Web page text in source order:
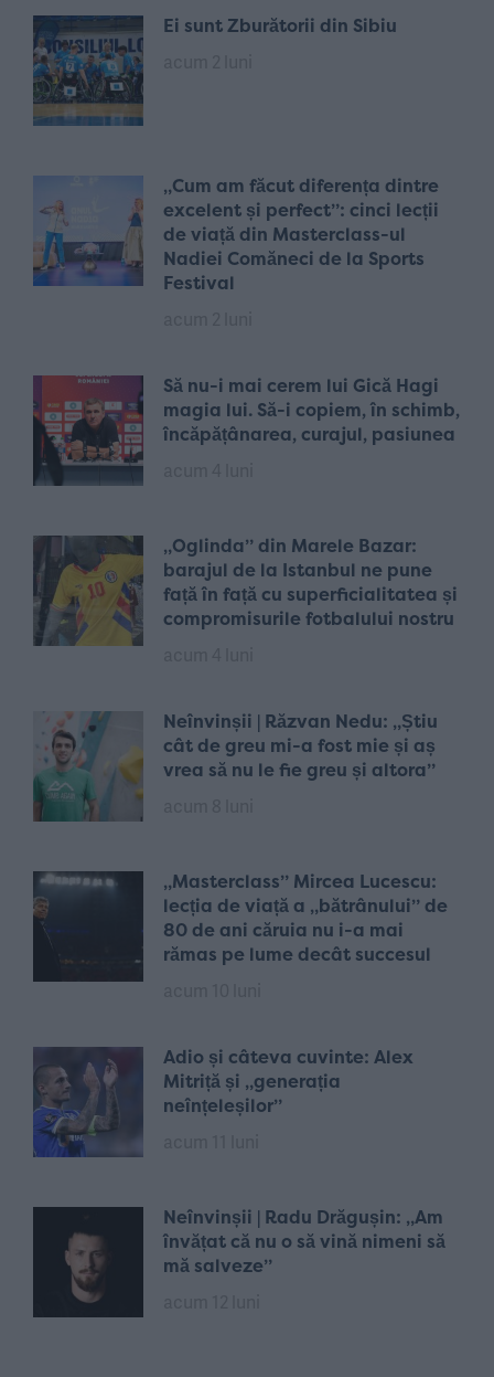
Ei sunt Zburătorii din Sibiu
„Cum am făcut diferența dintre
excelent și perfect”: cinci lecții
de viață din Masterclass-ul
Nadiei Comăneci de la Sports
Festival
Să nu-i mai cerem lui Gică Hagi
magia lui. Să-i copiem, în schimb,
încăpățânarea, curajul, pasiunea
„Oglinda” din Marele Bazar:
barajul de la Istanbul ne pune
față în față cu superficialitatea și
compromisurile fotbalului nostru
Neînvinșii | Răzvan Nedu: „Știu
cât de greu mi-a fost mie și aș
vrea să nu le fie greu și altora”
„Masterclass” Mircea Lucescu:
lecția de viață a „bătrânului” de
80 de ani căruia nu i-a mai
rămas pe lume decât succesul
Adio și câteva cuvinte: Alex
Mitriță și „generația
neînțeleșilor”
Neînvinșii | Radu Drăgușin: „Am
învățat că nu o să vină nimeni să
mă salveze”